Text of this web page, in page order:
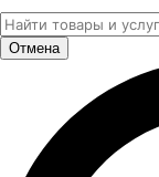
Отмена